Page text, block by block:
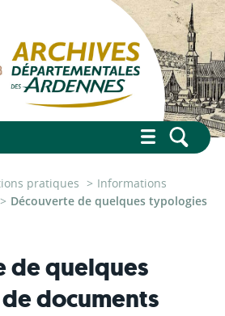
pratiques
Informations
Découverte de quelques typologies
de quelques
documents